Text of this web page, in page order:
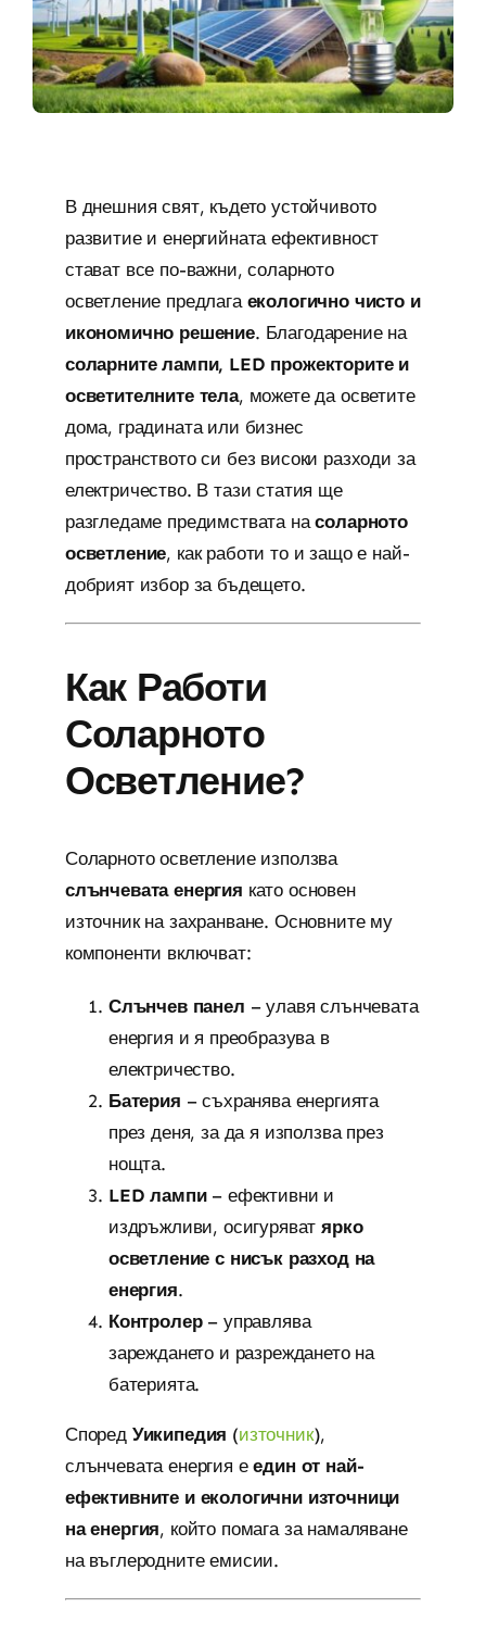
В днешния свят, където устойчивото
развитие и енергийната ефективност
стават все по-важни, соларното
осветление предлага екологично чисто и
икономично решение. Благодарение на
соларните лампи, LED прожекторите и
осветителните тела, можете да осветите
дома, градината или бизнес
пространството си без високи разходи за
електричество. В тази статия ще
разгледаме предимствата насоларното
осветление, как работи то и защо е най-
добрият избор за бъдещето.
Как Работи
Соларното
Осветление?
Соларното осветление използва
слънчевата енергия като основен
източник на захранване. Основните му
компоненти включват:
Слънчев панел – улавя слънчевата
енергия и я преобразува в
електричество.
Батерия – съхранява енергията
през деня, за да я използва през
нощта.
LED лампи– ефективни и
издръжливи, осигуряватярко
осветление с нисък разход на
енергия.
Контролер– управлява
зареждането и разреждането на
батерията.
Според Уикипедия (източник),
слънчевата енергия еедин от най-
ефективните и екологични източници
на енергия, който помага за намаляване
на въглеродните емисии.